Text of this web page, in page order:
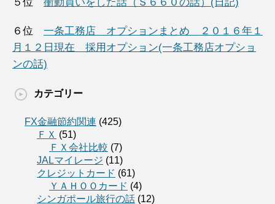
６位 一条工務店 オプションまとめ ２０１６年１
月１２日現在 採用オプション(一条工務店オプショ
ンの話)
カテゴリー
FX金融節約関連 (425)
ＦＸ (51)
ＦＸ会社比較 (7)
JALマイレージ (11)
クレジットカード (61)
ＹＡＨＯＯカード (4)
シンガポール旅行の話 (12)